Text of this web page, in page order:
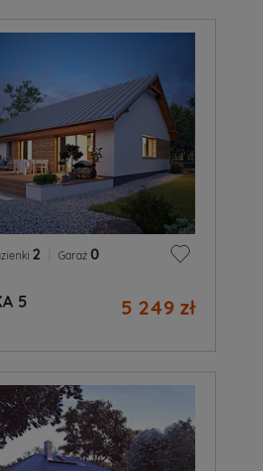
2 Garaż 0
5 5 249 zł